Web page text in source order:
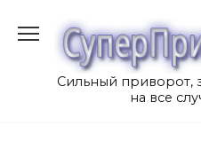
содержанию
Сильный приворот,
на все